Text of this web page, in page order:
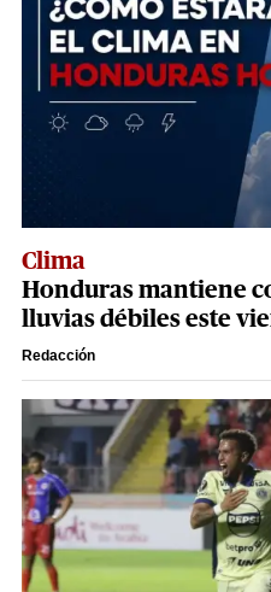
Clima
Honduras mantiene
lluvias débiles este
Redacción